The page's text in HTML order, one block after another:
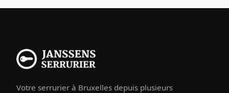
Votre serrurier à Bruxelles depuis plusieurs